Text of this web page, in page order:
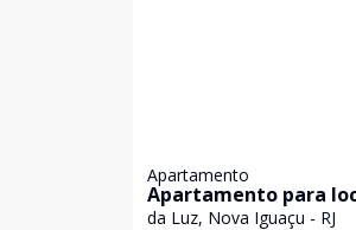
Apartamento
Apartamento para
próximo da UNIG.
da Luz, Nova Iguaçu - RJ